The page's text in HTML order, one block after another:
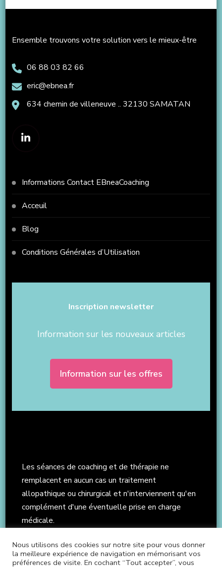
Ensemble trouvons votre solution vers le mieux-être
06 88 03 82 66
eric@ebnea.fr
634 chemin de villeneuve .. 32130 SAMATAN
Informations Contact EBneaCoaching
Acceuil
Blog
Conditions Générales d’Utilisation
Inscription newsletter
Information sur les nouveaux articles
Information sur les offres
Les séances de coaching et de thérapie ne
remplacent en aucun cas un traitement
allopathique ou chirurgical et n'interviennent qu'en
complément d'une éventuelle prise en charge
médicale.
Nous utilisons des cookies sur notre site pour vous donner
la meilleure expérience de navigation en mémorisant vos
préférences de visite. En cochant “Tout accepter”, vous